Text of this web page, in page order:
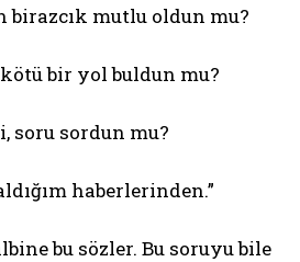
birazcık mutlu oldun mu?
bir yol buldun mu?
soru sordun mu?
haberlerinden.”
bu sözler. Bu soruyu bile